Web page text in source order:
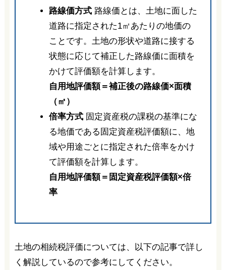
路線価方式路線価とは、土地に面した
道路に指定された1㎡あたりの地価の
ことです。土地の形状や道路に接する
状態に応じて補正した路線価に面積を
かけて評価額を計算します。
自用地評価額＝補正後の路線価×面積
（㎡）
倍率方式固定資産税の課税の基準にな
る地価である固定資産税評価額に、地
域や用途ごとに指定された倍率をかけ
て評価額を計算します。
自用地評価額＝固定資産税評価額×倍
率
土地の相続税評価については、以下の記事で詳し
く解説しているので参考にしてください。